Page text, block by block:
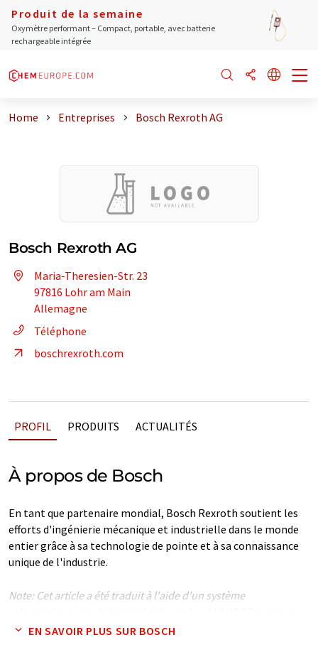
Produit de la semaine
Oxymètre performant – Compact, portable, avec batterie
rechargeable intégrée
Home Entreprises Bosch Rexroth AG
Bosch Rexroth AG
Maria-Theresien-Str. 23
97816 Lohr am Main
Allemagne
Téléphone
boschrexroth.com
PROFIL PRODUITS ACTUALITÉS
À propos de Bosch
En tant que partenaire mondial, Bosch Rexroth soutient les
efforts d'ingénierie mécanique et industrielle dans le monde
entier grâce à sa technologie de pointe et à sa connaissance
unique de l'industrie.
Note: Cet article a été traduit à l'aide d'un système
ces traductions automatiques pour présenter un plus large
EN SAVOIR PLUS SUR BOSCH